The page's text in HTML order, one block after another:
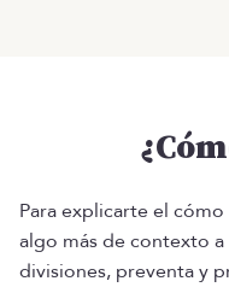
Para explicarte el
algo más de contexto
divisiones, preventa y